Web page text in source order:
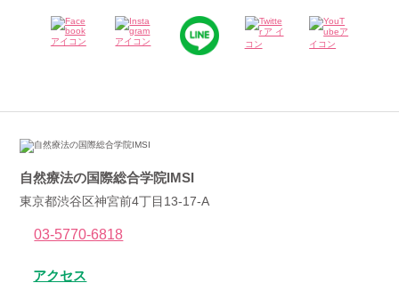
自然療法の国際総合学院IMSI
東京都渋谷区神宮前4丁目13-17-A
03-5770-6818
アクセス